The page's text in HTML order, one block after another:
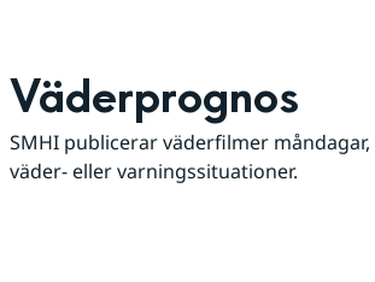
Väderprognos
SMHI publicerar väderfilmer
väder- eller varningssituationer.